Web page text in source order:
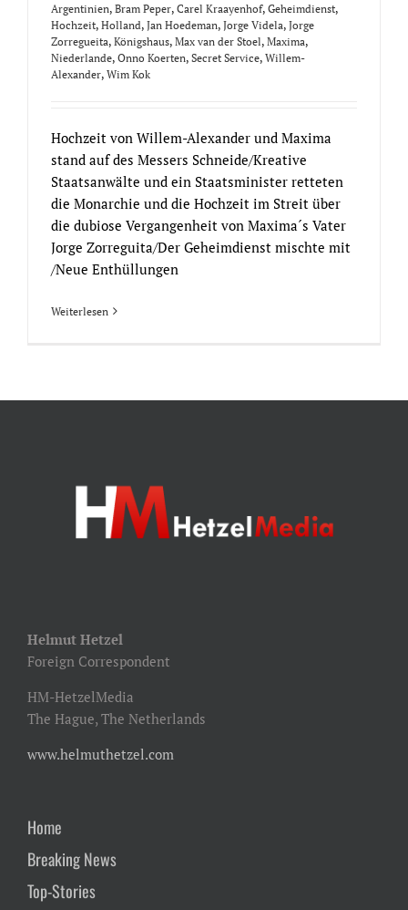
Argentinien, Bram Peper, Carel Kraayenhof, Geheimdienst,
Hochzeit, Holland, Jan Hoedeman, Jorge Videla, Jorge
Zorregueita, Königshaus, Max van der Stoel, Maxima,
Niederlande, Onno Koerten, Secret Service, Willem-
Alexander, Wim Kok
Hochzeit von Willem-Alexander und Maxima
stand auf des Messers Schneide/Kreative
Staatsanwälte und ein Staatsminister retteten
die Monarchie und die Hochzeit im Streit über
die dubiose Vergangenheit von Maxima´s Vater
Jorge Zorreguita/Der Geheimdienst mischte mit
/Neue Enthüllungen
Weiterlesen
Helmut Hetzel
Foreign Correspondent
HM-HetzelMedia
The Hague, The Netherlands
www.helmuthetzel.com
Home
Breaking News
Top-Stories